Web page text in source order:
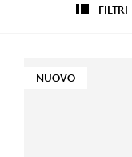
FILTRI
NUOVO